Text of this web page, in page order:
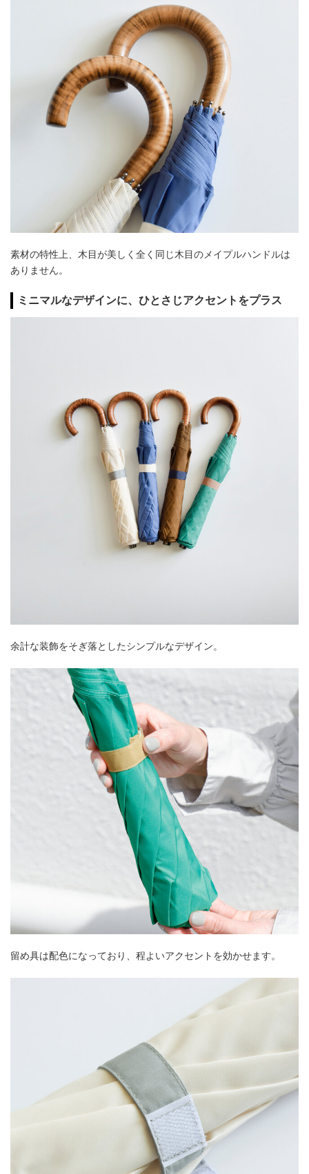
素材の特性上、木目が美しく全く同じ木目のメイプルハンドルは
ありません。
ミニマルなデザインに、ひとさじアクセントをプラス
余計な装飾をそぎ落としたシンプルなデザイン。
留め具は配色になっており、程よいアクセントを効かせます。